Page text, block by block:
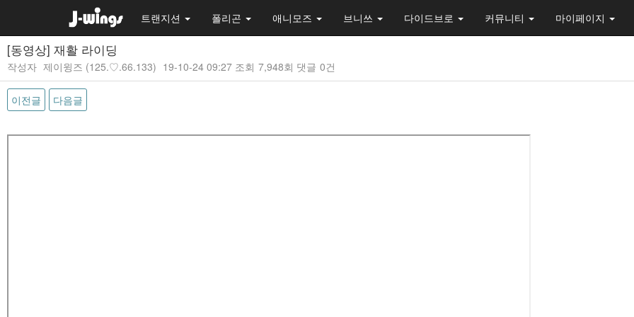
트랜지션 폴리곤 애니모즈 브니쓰 다이드브로 커뮤니티 마이페이지
[동영상] 재활 라이딩
작성자 제이윙즈 (125.♡.66.133) 19-10-24 09:27 조회 7,948회 댓글 0건
이전글 다음글
본문